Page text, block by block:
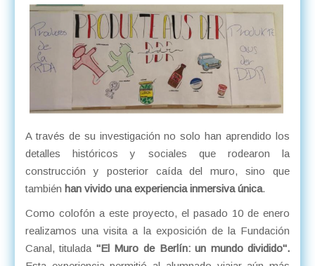
A través de su investigación no solo han aprendido los
detalles históricos y sociales que rodearon la
construcción y posterior caída del muro, sino que
también han vivido una experiencia inmersiva única.
Como colofón a este proyecto, el pasado 10 de enero
realizamos una visita a la exposición de la Fundación
Canal, titulada "El Muro de Berlín: un mundo dividido".